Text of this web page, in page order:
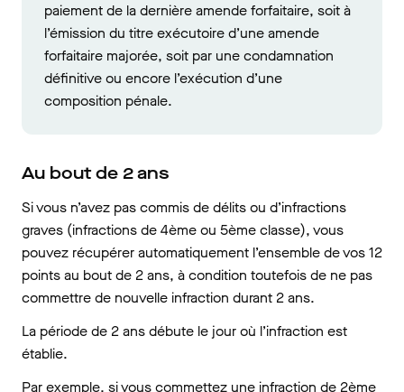
paiement de la dernière amende forfaitaire, soit à
l’émission du titre exécutoire d’une amende
forfaitaire majorée, soit par une condamnation
définitive ou encore l’exécution d’une
composition pénale.
Au bout de 2 ans
Si vous n’avez pas commis de délits ou d’infractions
graves (infractions de 4ème ou 5ème classe), vous
pouvez récupérer automatiquement l’ensemble de vos 12
points au bout de 2 ans, à condition toutefois de ne pas
commettre de nouvelle infraction durant 2 ans.
La période de 2 ans débute le jour où l’infraction est
établie.
Par exemple, si vous commettez une infraction de 2ème